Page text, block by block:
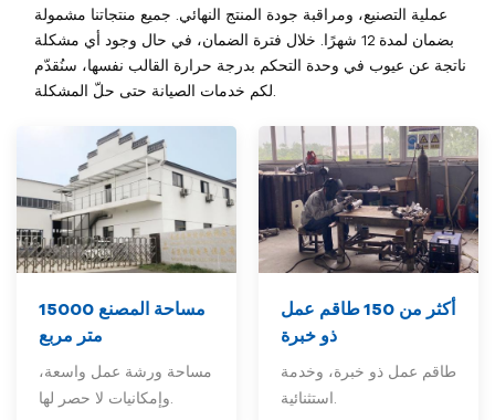
عملية التصنيع، ومراقبة جودة المنتج النهائي. جميع منتجاتنا مشمولة
بضمان لمدة 12 شهرًا. خلال فترة الضمان، في حال وجود أي مشكلة
ناتجة عن عيوب في وحدة التحكم بدرجة حرارة القالب نفسها، سنُقدّم
لكم خدمات الصيانة حتى حلّ المشكلة.
مساحة المصنع 15000
متر مربع
مساحة ورشة عمل واسعة،
أكثر من 150
طاقم عمل
ذو خبرة
طاقم عمل ذو خبرة، وخدمة